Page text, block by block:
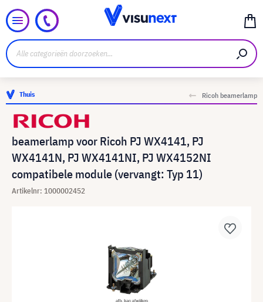
Thuis Ricoh beamerlamp
beamerlamp voor Ricoh PJ WX4141, PJ
WX4141N, PJ WX4141NI, PJ WX4152NI
compatibele module (vervangt: Typ 11)
Artikelnr: 1000002452